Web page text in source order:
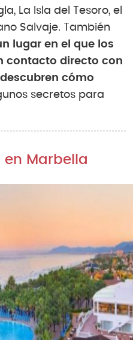
La Isla del Tesoro, el
Salvaje. También
lugar en el que los
contacto directo con
cómo
secretos para
en Marbella